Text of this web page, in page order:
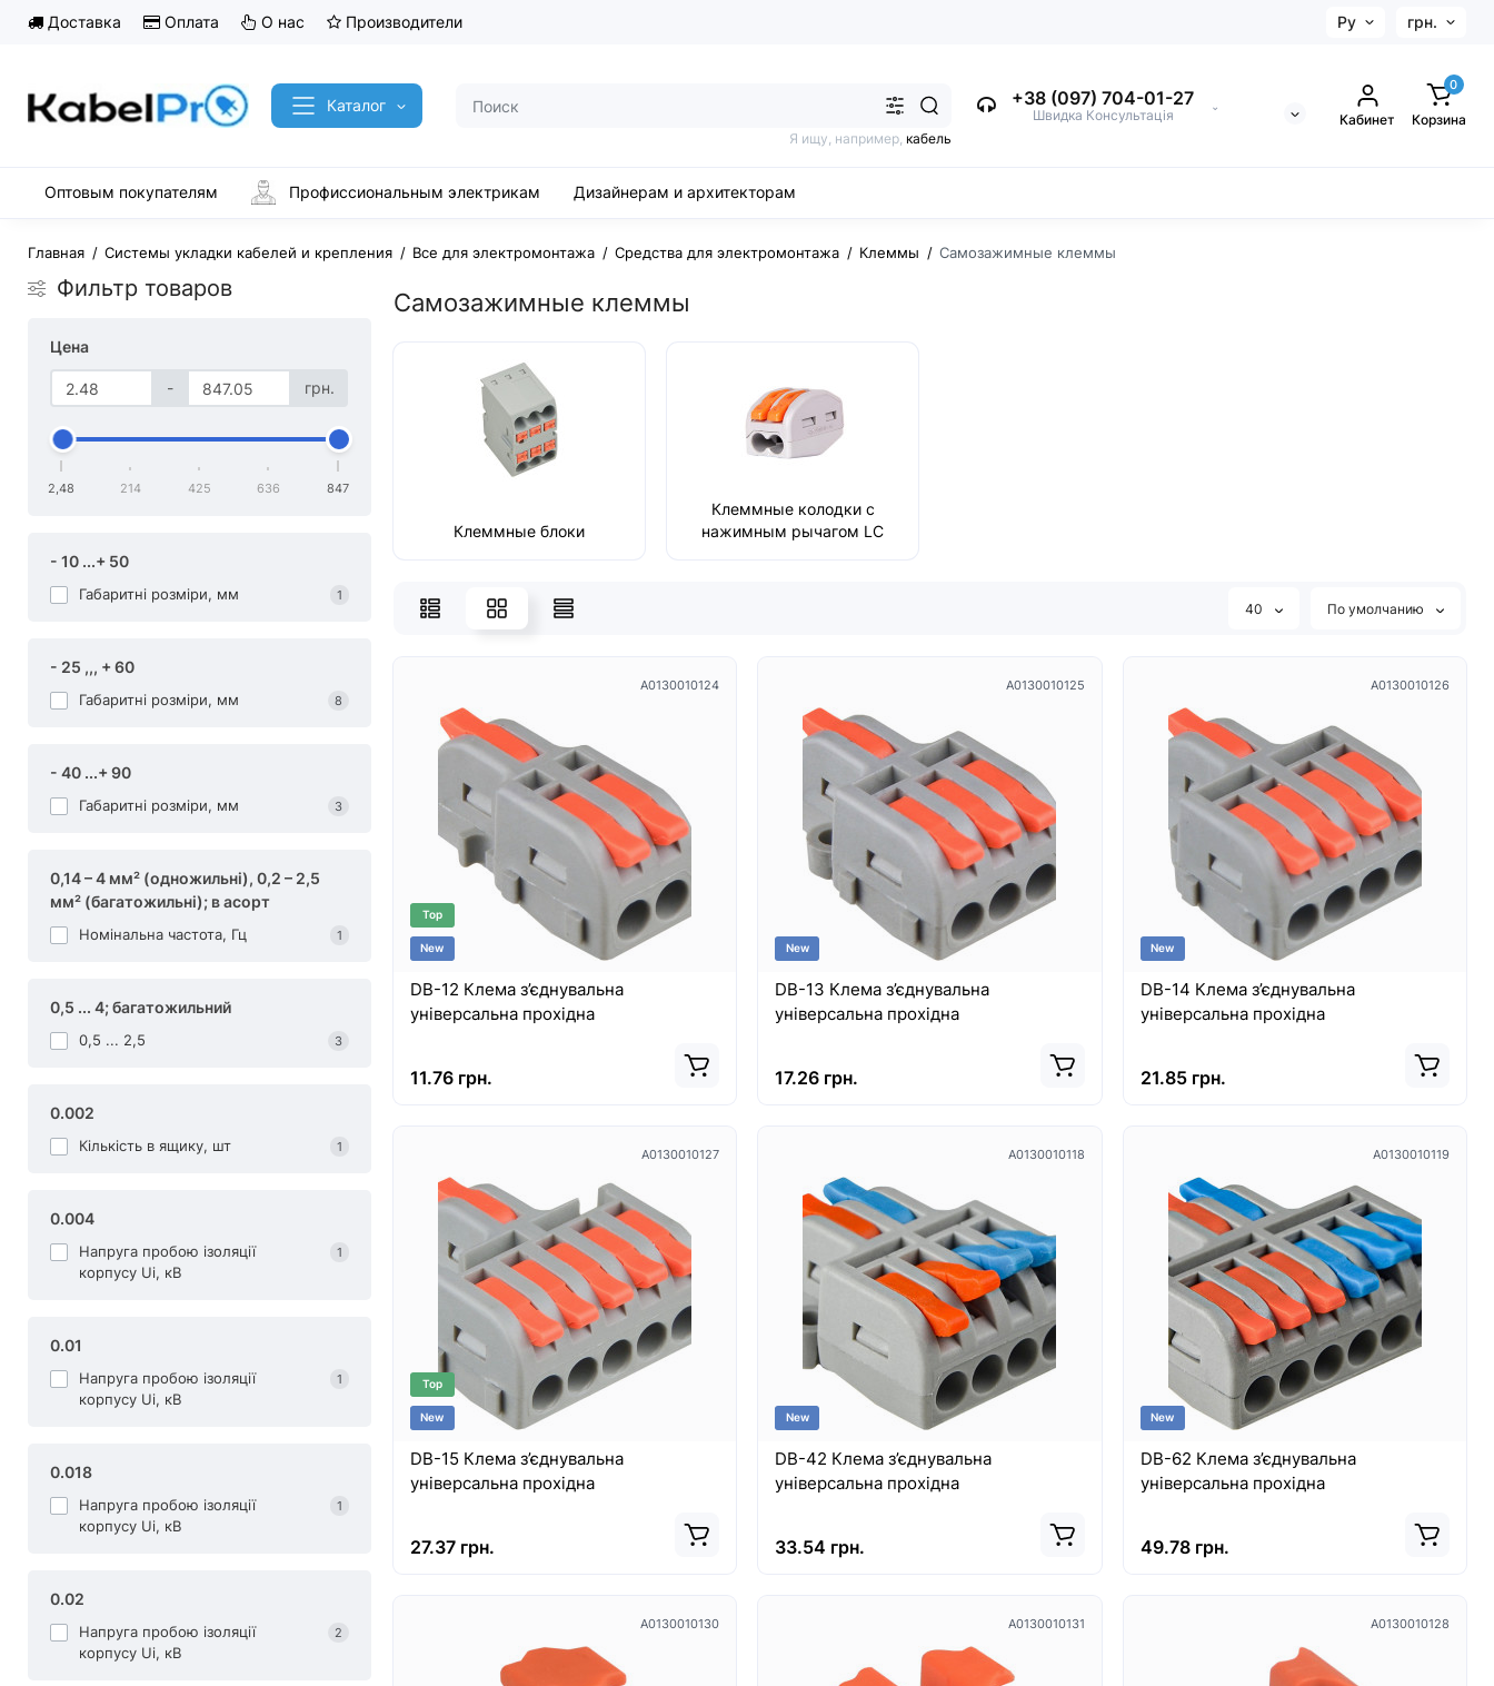
Доставка Оплата О нас Производители Ру грн.
Каталог
Я ищу, например, кабель
+38 (097) 704-01-27
Швидка Консультація
⌄
Кабинет
0
Корзина
Оптовым покупателям Профиссиональным электрикам Дизайнерам и архитекторам
Главная Системы укладки кабелей и крепления Все для электромонтажа Средства для электромонтажа Клеммы Самозажимные клеммы
Фильтр товаров
Цена
- грн.
2,48 214 425 636 847
- 10 ...+ 50
Габаритні розміри, мм 1
- 25 ,,, + 60
Габаритні розміри, мм 8
- 40 ...+ 90
Габаритні розміри, мм 3
0,14 – 4 мм² (одножильні), 0,2 – 2,5
мм² (багатожильні); в асорт
Номінальна частота, Гц 1
0,5 ... 4; багатожильний
0,5 ... 2,5 3
0.002
Кількість в ящику, шт 1
0.004
Напруга пробою ізоляції
корпусу Uі, кВ
1
0.01
Напруга пробою ізоляції
корпусу Uі, кВ
1
0.018
Напруга пробою ізоляції
корпусу Uі, кВ
1
0.02
Напруга пробою ізоляції
корпусу Uі, кВ
2
Самозажимные клеммы
Клеммные блоки
Клеммные колодки с
нажимным рычагом LC
40 По умолчанию
A0130010124
Top
New
DB-12 Клема з’єднувальна
універсальна прохідна
11.76 грн.
A0130010125
New
DB-13 Клема з’єднувальна
універсальна прохідна
17.26 грн.
A0130010126
New
DB-14 Клема з’єднувальна
універсальна прохідна
21.85 грн.
A0130010127
Top
New
DB-15 Клема з’єднувальна
універсальна прохідна
27.37 грн.
A0130010118
New
DB-42 Клема з’єднувальна
універсальна прохідна
33.54 грн.
A0130010119
New
DB-62 Клема з’єднувальна
універсальна прохідна
49.78 грн.
A0130010130 A0130010131 A0130010128